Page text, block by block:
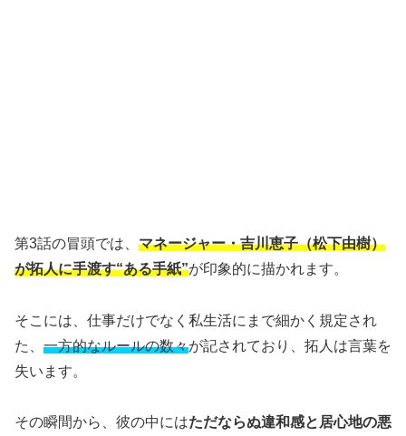
第3話の冒頭では、 マネージャー・吉川恵子（松下由樹）
が拓人に手渡す“ある手紙”が印象的に描かれます。
そこには、仕事だけでなく私生活にまで細かく規定され
た、 一方的なルールの数々が記されており、拓人は言葉を
失います。
その瞬間から、彼の中にはただならぬ違和感と居心地の悪